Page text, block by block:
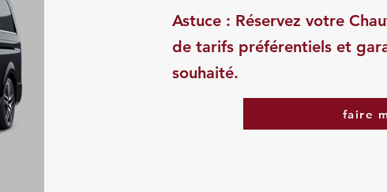
Astuce : Réservez votre
de tarifs préférentiels et
souhaité.
faire